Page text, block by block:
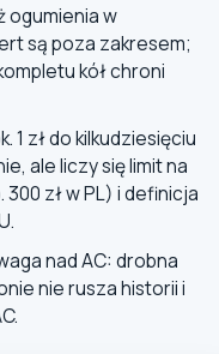
ogumienia w
są poza zakresem;
kół chroni
1 zł do kilkudziesięciu
ale liczy się limit na
zł w PL) i definicja
nad AC: drobna
nie rusza historii i